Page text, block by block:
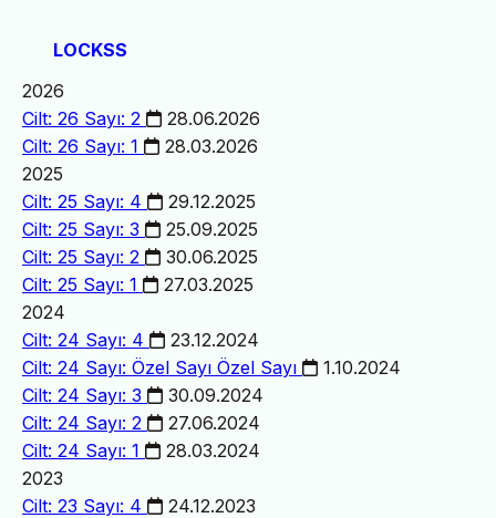
LOCKSS
2026
Cilt: 26 Sayı: 2
28.06.2026
Cilt: 26 Sayı: 1
28.03.2026
2025
Cilt: 25 Sayı: 4
29.12.2025
Cilt: 25 Sayı: 3
25.09.2025
Cilt: 25 Sayı: 2
30.06.2025
Cilt: 25 Sayı: 1
27.03.2025
2024
Cilt: 24 Sayı: 4
23.12.2024
Cilt: 24 Sayı: Özel Sayı Özel Sayı
1.10.2024
Cilt: 24 Sayı: 3
30.09.2024
Cilt: 24 Sayı: 2
27.06.2024
Cilt: 24 Sayı: 1
28.03.2024
2023
Cilt: 23 Sayı: 4
24.12.2023